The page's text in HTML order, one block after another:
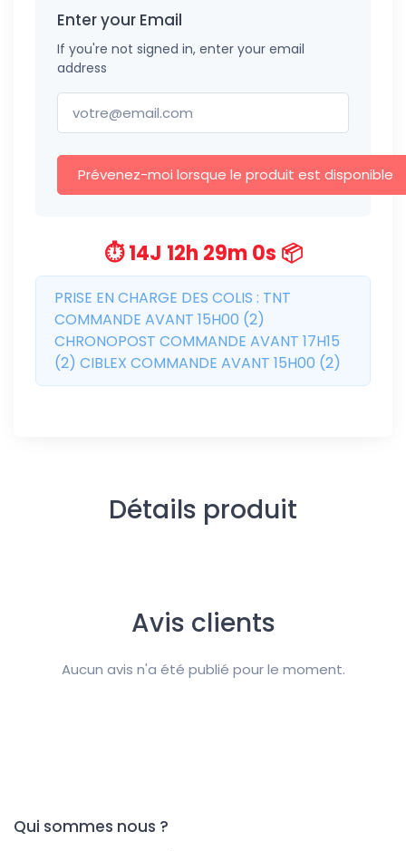
Enter your Email
If you're not signed in, enter your email
address
Prévenez-moi lorsque le produit est disponible
⏱️ 14J 12h 29m 0s 📦
PRISE EN CHARGE DES COLIS : TNT
COMMANDE AVANT 15H00 (2)
CHRONOPOST COMMANDE AVANT 17H15
(2) CIBLEX COMMANDE AVANT 15H00 (2)
Détails produit
Avis clients
Aucun avis n'a été publié pour le moment.
Qui sommes nous ?